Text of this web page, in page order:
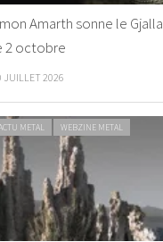
Amarth sonne le
2 octobre
JUILLET 2026
METAL WEBZINE METAL